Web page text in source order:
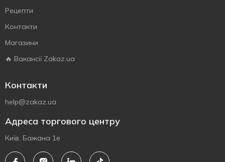
Рецепти
Контакти
Магазини
🔥 Вакансії Zakaz.ua
Контакти
help@zakaz.ua
Адреса торгового центру
Київ, Бажана 1е